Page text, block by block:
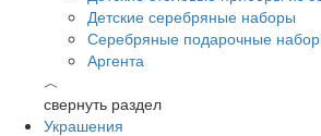
Детские серебряные наборы
Серебряные подарочные
Аргента
︿
свернуть раздел
Украшения